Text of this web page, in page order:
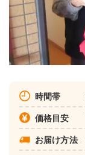
時間帯
価格目安
お届け方法